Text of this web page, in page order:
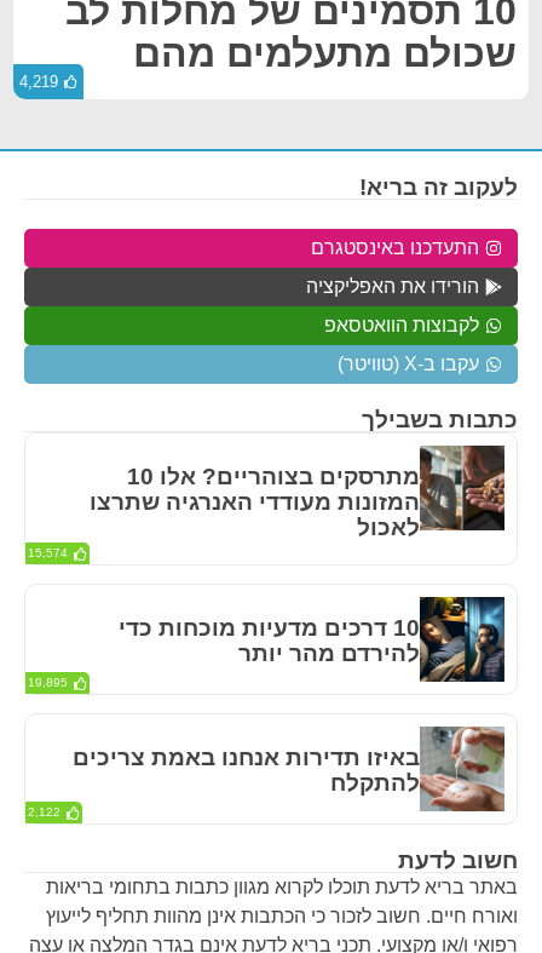
10 תסמינים של מחלות לב
שכולם מתעלמים מהם
4,219
חשוב לדעת
באתר בריא לדעת תוכלו לקרוא מגוון כתבות בתחומי בריאות
ואורח חיים. חשוב לזכור כי הכתבות אינן מהוות תחליף לייעוץ
רפואי ו/או מקצועי. תכני בריא לדעת אינם בגדר המלצה או עצה
כתבות בשבילך
מתרסקים בצוהריים? אלו 10
המזונות מעודדי האנרגיה שתרצו
לאכול
15,574
10 דרכים מדעיות מוכחות כדי
להירדם מהר יותר
19,895
באיזו תדירות אנחנו באמת צריכים
להתקלח
2,122
לעקוב זה בריא!
התעדכנו באינסטגרם
הורידו את האפליקציה
לקבוצות הוואטסאפ
עקבו ב-X (טוויטר)